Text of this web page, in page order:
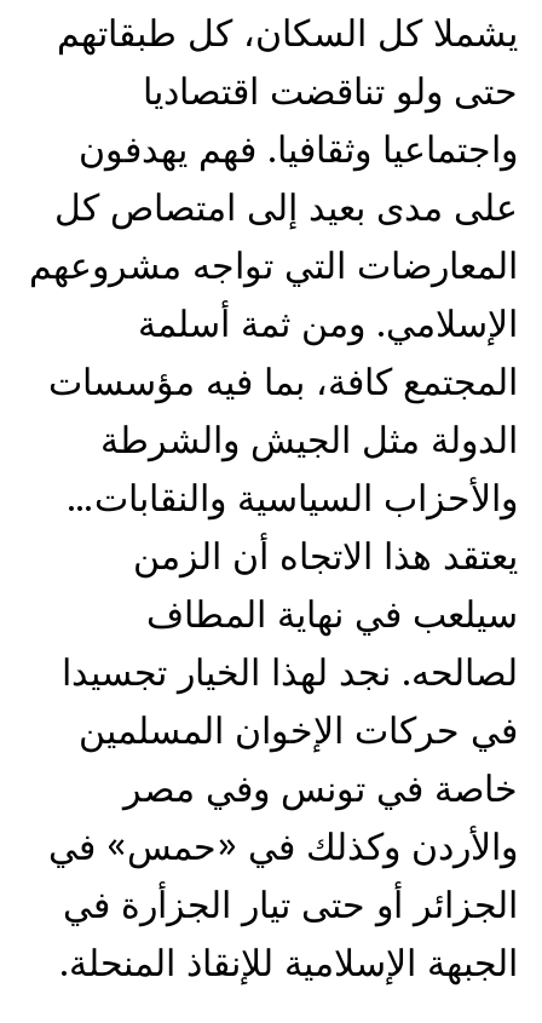
يشملا كل السكان، كل طبقاتهم
حتى ولو تناقضت اقتصاديا
واجتماعيا وثقافيا. فهم يهدفون
على مدى بعيد إلى امتصاص كل
المعارضات التي تواجه مشروعهم
الإسلامي. ومن ثمة أسلمة
المجتمع كافة، بما فيه مؤسسات
الدولة مثل الجيش والشرطة
والأحزاب السياسية والنقابات…
يعتقد هذا الاتجاه أن الزمن
سيلعب في نهاية المطاف
لصالحه. نجد لهذا الخيار تجسيدا
في حركات الإخوان المسلمين
خاصة في تونس وفي مصر
والأردن وكذلك في «حمس» في
الجزائر أو حتى تيار الجزأرة في
الجبهة الإسلامية للإنقاذ المنحلة.